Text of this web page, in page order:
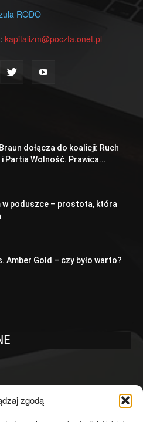
zgodą
RODO
kapitalizm@poczta.onet.pl
dołącza do koalicji: Ruch
Partia Wolność. Prawica...
w poduszce – prostota, która
Amber Gold – czy było warto?